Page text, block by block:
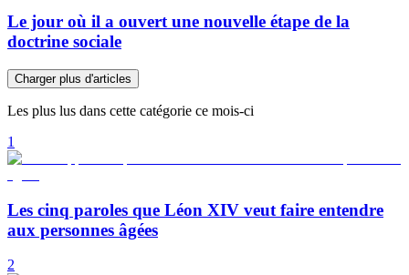
Le jour où il a ouvert une nouvelle étape de la
doctrine sociale
Charger plus d'articles
Les plus lus dans cette catégorie ce mois-ci
1
Les cinq paroles que Léon XIV veut faire entendre
aux personnes âgées
2